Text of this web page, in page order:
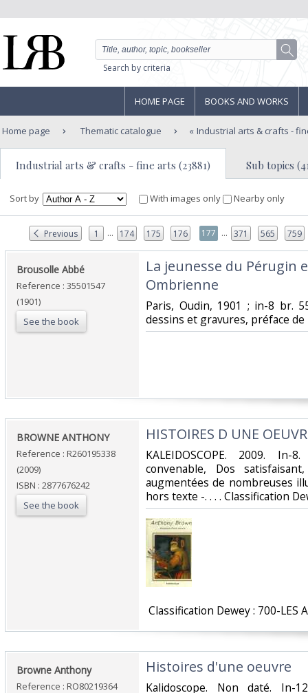
Search by criteria
HOME PAGE BOOKS AND WORKS
Home page Thematic catalogue Industrial arts & crafts -
Industrial arts & crafts - fine arts (23881) Sub topics
Sort by With images only Nearby only
Previous 1 ... 174 175 176 177 ... 371 565 759
‎Brousolle Abbé ‎
Reference : 35501547
(1901)
See the book
‎La jeunesse du Pérugin
Ombrienne‎
‎Paris, Oudin, 1901 ; in-8 br.
dessins et gravures, préface de
‎BROWNE ANTHONY‎
Reference : R260195338
(2009)
ISBN : 2877676242
See the book
‎HISTOIRES D UNE
‎KALEIDOSCOPE. 2009.
convenable, Dos
augmentées de nombreuses
hors texte -. . . . Classification
Classification Dewey : 700-LES
‎Browne Anthony‎
Reference : RO80219364
‎Histoires d'une oeuvre‎
‎Kalidoscope. Non daté. In-